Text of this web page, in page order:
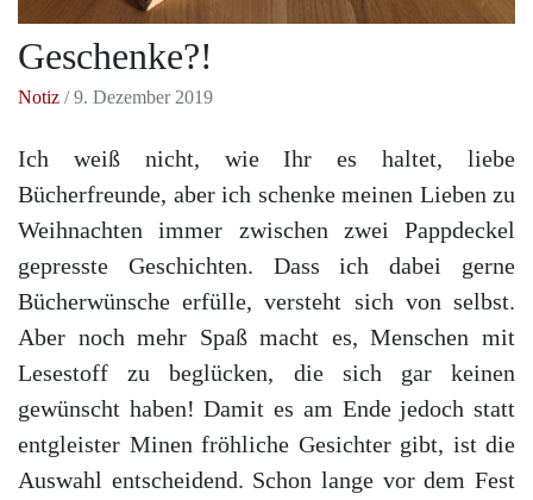
Geschenke?!
Notiz / 9. Dezember 2019
Ich weiß nicht, wie Ihr es haltet, liebe
Bücherfreunde, aber ich schenke meinen Lieben zu
Weihnachten immer zwischen zwei Pappdeckel
gepresste Geschichten. Dass ich dabei gerne
Bücherwünsche erfülle, versteht sich von selbst.
Aber noch mehr Spaß macht es, Menschen mit
Lesestoff zu beglücken, die sich gar keinen
gewünscht haben! Damit es am Ende jedoch statt
entgleister Minen fröhliche Gesichter gibt, ist die
Auswahl entscheidend. Schon lange vor dem Fest